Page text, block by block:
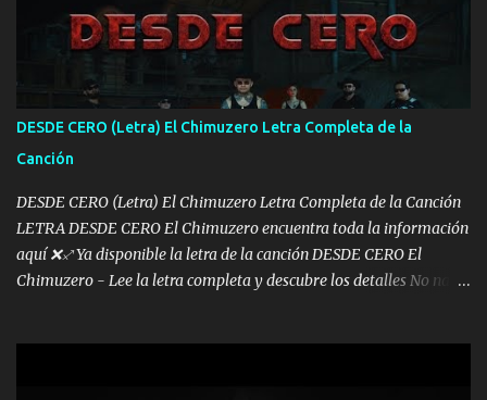
otra Música Surcando bien mi camino voy por mi línea no veo a
los lados aquel que no corre vuela no se me duerm voy chicoteado
Ya pasé varias hazañas ya tienen rato que me agarran el colmillo
de este León los estatales no sé esperaron Al tiro esta la PrimiZa
también la nueve que cargo al lado doy la mano al que su amigo y
al traicionero damos pa abajo Y No me paran aquí hay pa más
pues hay charola les voy a dar hasta topar pues no hay de otra...
DESDE CERO (Letra) El Chimuzero Letra Completa de la
Canción
DESDE CERO (Letra) El Chimuzero Letra Completa de la Canción
LETRA DESDE CERO El Chimuzero encuentra toda la información
aquí ❌♐ Ya disponible la letra de la canción DESDE CERO El
Chimuzero - Lee la letra completa y descubre los detalles No nací